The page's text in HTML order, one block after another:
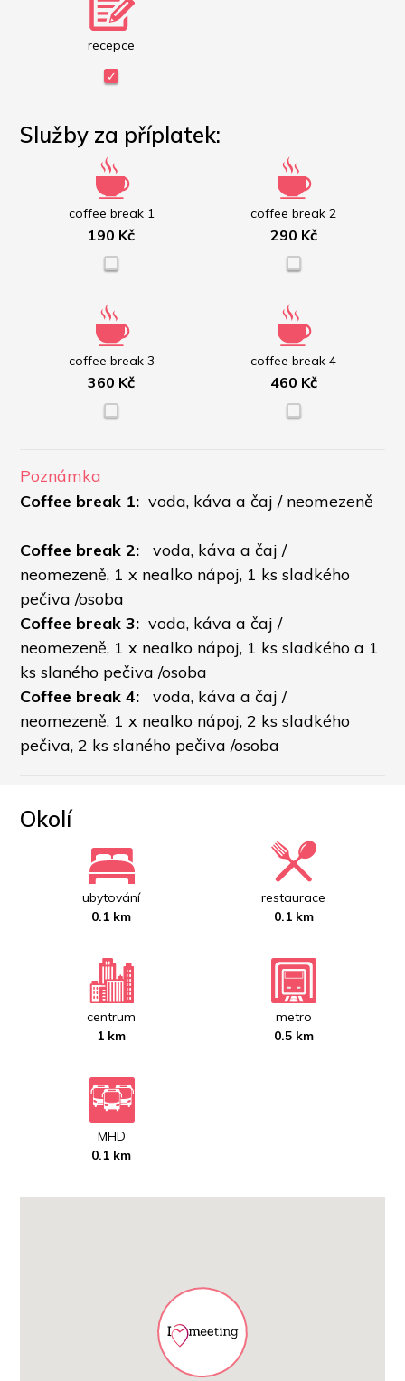
recepce
Služby za příplatek:
coffee break 1
190 Kč
coffee break 2
290 Kč
coffee break 3
360 Kč
coffee break 4
460 Kč
Poznámka
Coffee break 1: voda, káva a čaj / neomezeně
Coffee break 2:
voda, káva a čaj /
neomezeně, 1 x nealko nápoj, 1 ks sladkého
pečiva /osoba
Coffee break 3: voda, káva a čaj /
neomezeně, 1 x nealko nápoj, 1 ks sladkého a 1
ks slaného pečiva /osoba
Coffee break 4: voda, káva a čaj /
neomezeně, 1 x nealko nápoj, 2 ks sladkého
pečiva, 2 ks slaného pečiva /osoba
Okolí
ubytování
0.1 km
restaurace
0.1 km
centrum
1 km
metro
0.5 km
MHD
0.1 km